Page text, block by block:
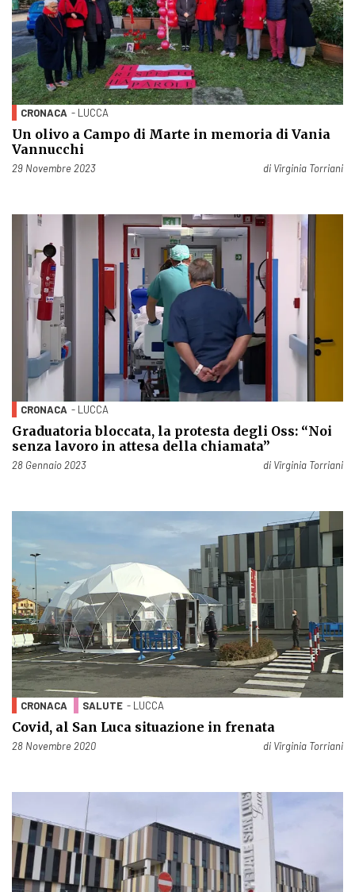
CRONACA - LUCCA
Un olivo a Campo di Marte in memoria di Vania
Vannucchi
Pubblicato il
29 Novembre 2023 di Virginia Torriani
CRONACA - LUCCA
Graduatoria bloccata, la protesta degli Oss: “Noi
senza lavoro in attesa della chiamata”
Pubblicato il
28 Gennaio 2023 di Virginia Torriani
CRONACA SALUTE - LUCCA
Covid, al San Luca situazione in frenata
Pubblicato il
28 Novembre 2020 di Virginia Torriani